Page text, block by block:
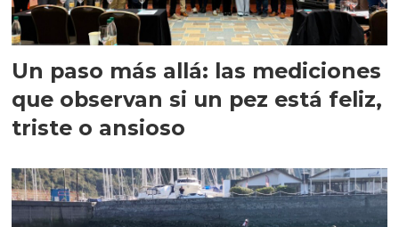
Un paso más allá: las mediciones
que observan si un pez está feliz,
triste o ansioso